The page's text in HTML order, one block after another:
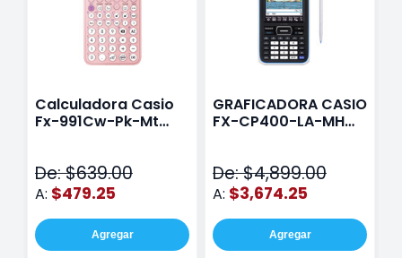
Calculadora Casio
Fx-991Cw-Pk-Mt
De: $639.00
A: $479.25
Agregar
GRAFICADORA CASIO
FX-CP400-LA-MH
De: $4,899.00
A: $3,674.25
Agregar